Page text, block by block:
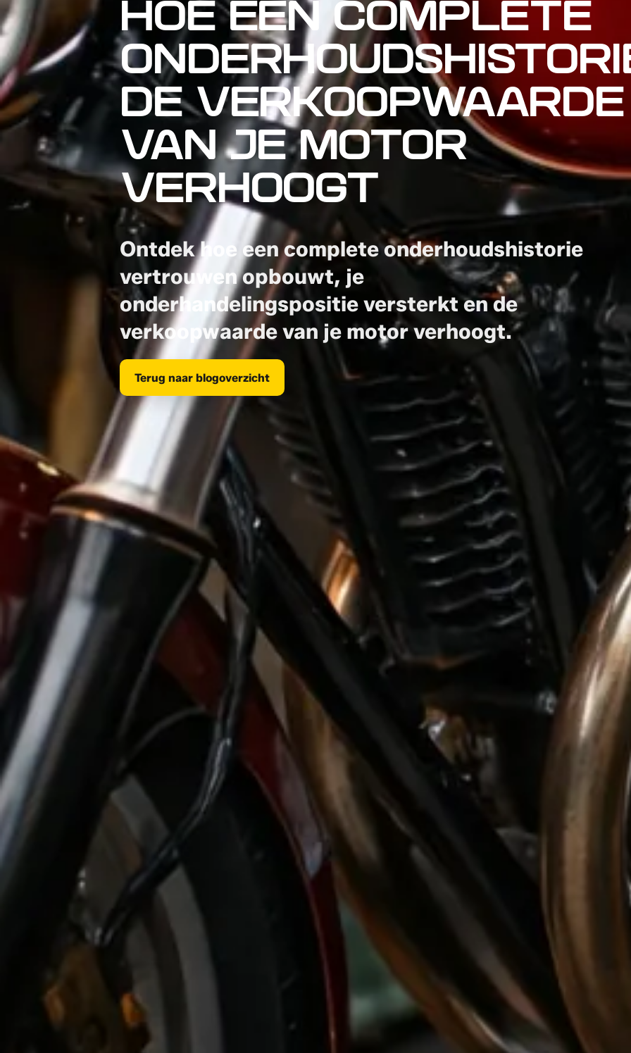
HOE EEN COMPLETE
DE VERKOOPWAARDE
VAN JE MOTOR
VERHOOGT
Ontdek hoe een complete onderhoudshistorie
vertrouwen opbouwt, je
onderhandelingspositie versterkt en de
verkoopwaarde van je motor verhoogt.
Terug naar blogoverzicht